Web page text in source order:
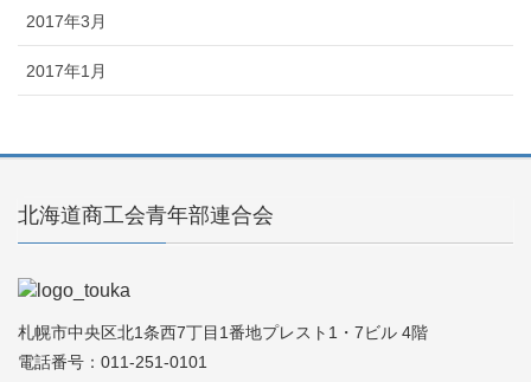
2017年3月
2017年1月
北海道商工会青年部連合会
札幌市中央区北1条西7丁目1番地プレスト1・7ビル 4階
電話番号：011-251-0101